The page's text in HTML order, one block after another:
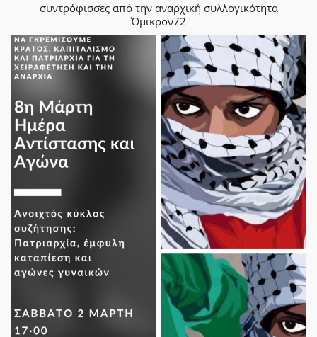
συντρόφισσες από την αναρχική συλλογικότητα
Όμικρον72